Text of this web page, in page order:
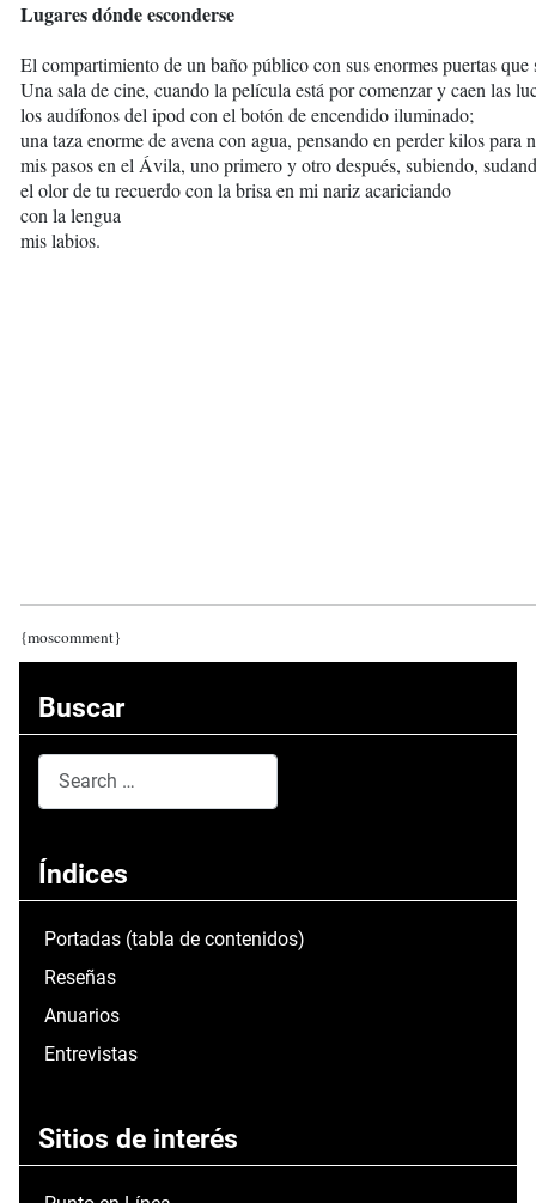
Lugares dónde esconderse
El compartimiento de un baño público con sus enormes puertas que
Una sala de cine, cuando la película está por comenzar y caen las
los audífonos del ipod con el botón de encendido iluminado;
una taza enorme de avena con agua, pensando en perder kilos para
mis pasos en el Ávila, uno primero y otro después, subiendo,
el olor de tu recuerdo con la brisa en mi nariz acariciando
con la lengua
mis labios.
{moscomment}
Buscar
Índices
Portadas (tabla de contenidos)
Reseñas
Anuarios
Entrevistas
Sitios de interés